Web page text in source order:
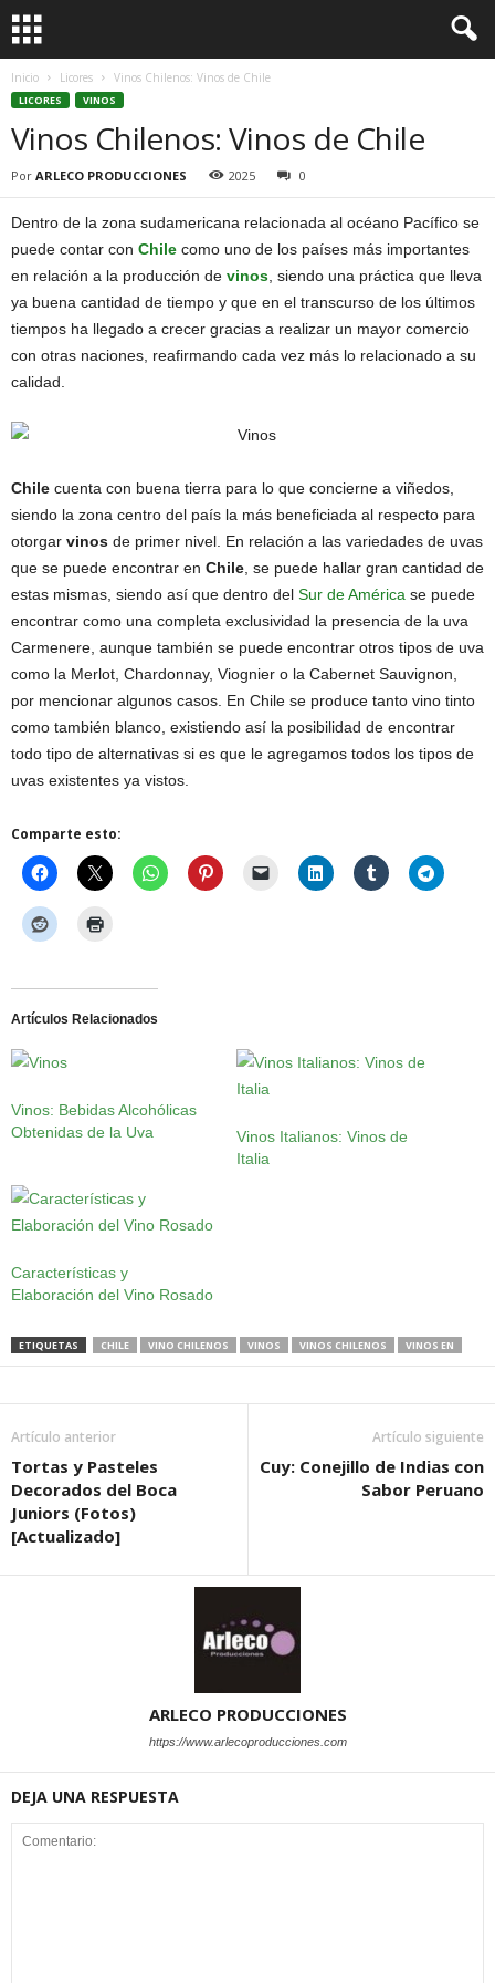
Inicio Licores Vinos Chilenos: Vinos de Chile
LICORES VINOS
Vinos Chilenos: Vinos de Chile
Por ARLECO PRODUCCIONES 2025 0
Dentro de la zona sudamericana relacionada al océano Pacífico se
puede contar con Chile como uno de los países más importantes
en relación a la producción de vinos , siendo una práctica que lleva
ya buena cantidad de tiempo y que en el transcurso de los últimos
tiempos ha llegado a crecer gracias a realizar un mayor comercio
con otras naciones, reafirmando cada vez más lo relacionado a su
calidad.
Chile cuenta con buena tierra para lo que concierne a viñedos,
siendo la zona centro del país la más beneficiada al respecto para
otorgar vinos de primer nivel. En relación a las variedades de uvas
que se puede encontrar en Chile , se puede hallar gran cantidad de
estas mismas, siendo así que dentro del Sur de América se puede
encontrar como una completa exclusividad la presencia de la uva
Carmenere, aunque también se puede encontrar otros tipos de uva
como la Merlot, Chardonnay, Viognier o la Cabernet Sauvignon,
por mencionar algunos casos. En Chile se produce tanto vino tinto
como también blanco, existiendo así la posibilidad de encontrar
todo tipo de alternativas si es que le agregamos todos los tipos de
uvas existentes ya vistos.
Comparte esto:
Artículos Relacionados
Vinos: Bebidas Alcohólicas
Obtenidas de la Uva
Vinos Italianos: Vinos de
Italia
Características y
Elaboración del Vino Rosado
ETIQUETAS CHILE VINO CHILENOS VINOS VINOS CHILENOS VINOS EN
Artículo anterior
Tortas y Pasteles
Decorados del Boca
Juniors (Fotos)
[Actualizado]
Artículo siguiente
Cuy: Conejillo de Indias con
Sabor Peruano
ARLECO PRODUCCIONES
https://www.arlecoproducciones.com
DEJA UNA RESPUESTA